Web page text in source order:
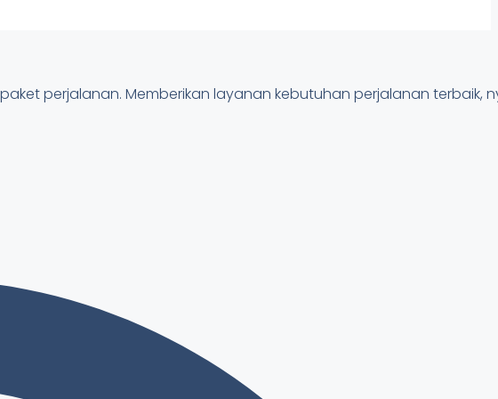
perjalanan. Memberikan layanan kebutuhan perjalanan terbaik,